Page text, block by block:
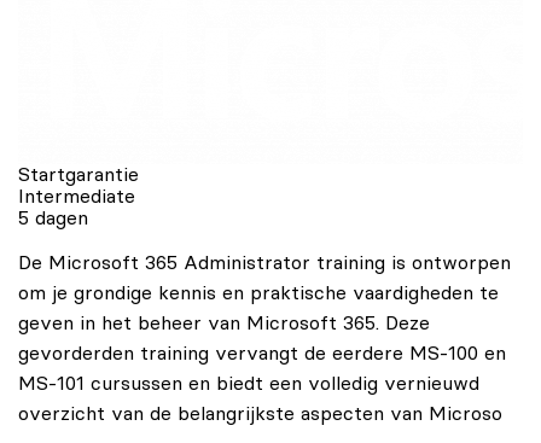
Startgarantie
Intermediate
5 dagen
De Microsoft 365 Administrator training is ontworpen
om je grondige kennis en praktische vaardigheden te
geven in het beheer van Microsoft 365. Deze
gevorderden training vervangt de eerdere MS-100 en
MS-101 cursussen en biedt een volledig vernieuwd
overzicht van de belangrijkste aspecten van Microso